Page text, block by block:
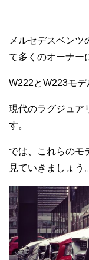
メルセデスベンツ
て多くのオーナー
W222とW223モデ
現代のラグジュア
す。
では、これらのモ
見ていきましょう。